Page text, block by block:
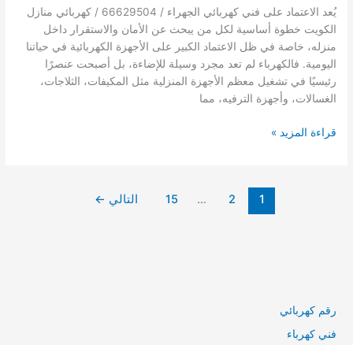
يُعد الاعتماد على فني كهربائي الجهراء / 66629504 / كهربائي منازل
الكويت خطوة أساسية لكل من يبحث عن الأمان والاستقرار داخل
منزله، خاصة في ظل الاعتماد الكبير على الأجهزة الكهربائية في حياتنا
اليومية. فالكهرباء لم تعد مجرد وسيلة للإضاءة، بل أصبحت عنصرًا
رئيسيًا في تشغيل معظم الأجهزة المنزلية مثل المكيفات، الثلاجات،
الغسالات، وأجهزة الترفيه، مما
فني
قراءة المزيد »
1
2
…
15 التالي ←
رقم كهربائي
فني كهرباء